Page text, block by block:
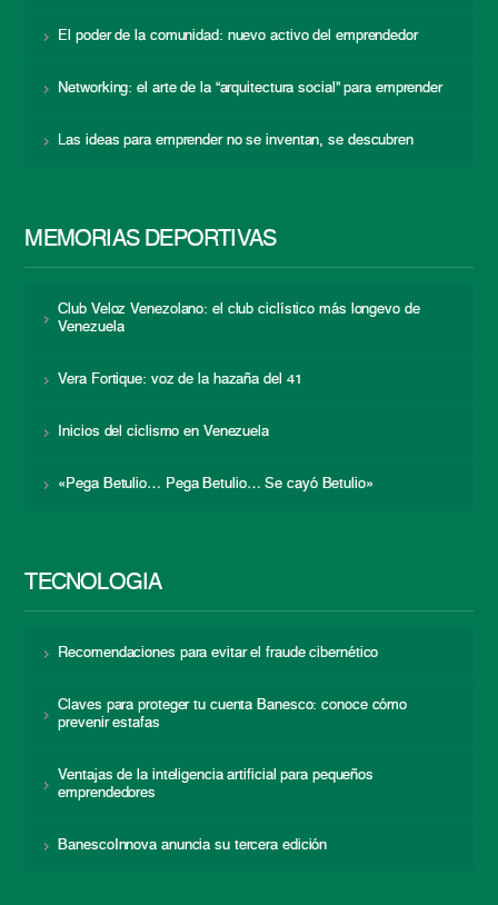
El poder de la comunidad: nuevo activo del emprendedor
Networking: el arte de la “arquitectura social” para emprender
Las ideas para emprender no se inventan, se descubren
MEMORIAS DEPORTIVAS
Club Veloz Venezolano: el club ciclístico más longevo de
Venezuela
Vera Fortique: voz de la hazaña del 41
Inicios del ciclismo en Venezuela
«Pega Betulio… Pega Betulio… Se cayó Betulio»
TECNOLOGÍA
Recomendaciones para evitar el fraude cibernético
Claves para proteger tu cuenta Banesco: conoce cómo
prevenir estafas
Ventajas de la inteligencia artificial para pequeños
emprendedores
BanescoInnova anuncia su tercera edición